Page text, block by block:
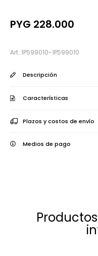
1P599010-1P599010
PYG 228.000
Descripción
Características
Plazos y costos de envío
Medios de pago